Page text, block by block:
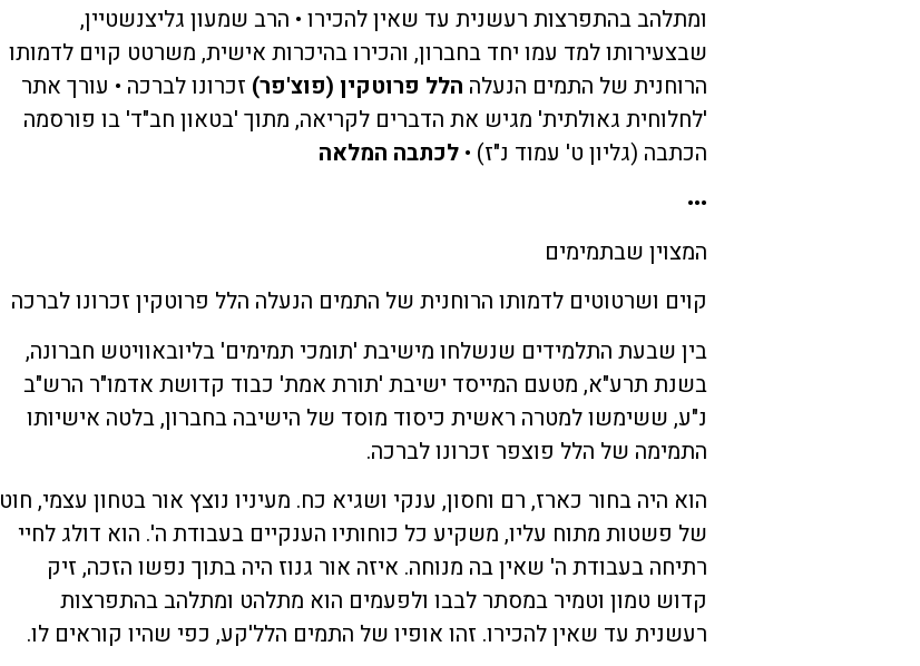
ומתלהב בהתפרצות רעשנית עד שאין להכירו • הרב שמעון גליצנשטיין,
שבצעירותו למד עמו יחד בחברון, והכירו בהיכרות אישית, משרטט קוים לדמותו
הרוחנית של התמים הנעלה הלל פרוטקין (פוצ'פר) זכרונו לברכה • עורך אתר
'לחלוחית גאולתית' מגיש את הדברים לקריאה, מתוך 'בטאון חב"ד' בו פורסמה
הכתבה (גליון ט' עמוד נ"ז) • לכתבה המלאה
•••
המצוין שבתמימים
קוים ושרטוטים לדמותו הרוחנית של התמים הנעלה הלל פרוטקין זכרונו לברכה
בין שבעת התלמידים שנשלחו מישיבת 'תומכי תמימים' בליובאוויטש חברונה,
בשנת תרע"א, מטעם המייסד ישיבת 'תורת אמת' כבוד קדושת אדמו"ר הרש"ב
נ"ע, ששימשו למטרה ראשית כיסוד מוסד של הישיבה בחברון, בלטה אישיותו
התמימה של הלל פוצפר זכרונו לברכה.
הוא היה בחור כארז, רם וחסון, ענקי ושגיא כח. מעיניו נוצץ אור בטחון עצמי, חוט
של פשטות מתוח עליו, משקיע כל כוחותיו הענקיים בעבודת ה'. הוא דולג לחיי
רתיחה בעבודת ה' שאין בה מנוחה. איזה אור גנוז היה בתוך נפשו הזכה, זיק
קדוש טמון וטמיר במסתר לבבו ולפעמים הוא מתלהט ומתלהב בהתפרצות
רעשנית עד שאין להכירו. זהו אופיו של התמים הלל'קע, כפי שהיו קוראים לו.